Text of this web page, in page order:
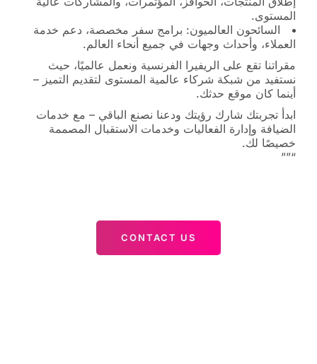
المستوى.
السائحون العالميون: برامج سفر مخصصة، دعم خدمة
العملاء، وأحداث وجهات في جميع أنحاء العالم.
مقراتنا تقع على الريفيرا الفرنسية ونعمل عالميًا، حيث
نستفيد من شبكة شركاء عالمية المستوى لتقديم التميز –
أينما كان موقع حدثك.
ابدأ تجربتك شارك رؤيتك ودعنا نصنع الباقي – مع خدمات
الضيافة وإدارة الفعاليات وخدمات الاستقبال المصممة
خصيصًا لك.
“””
CONTACT US